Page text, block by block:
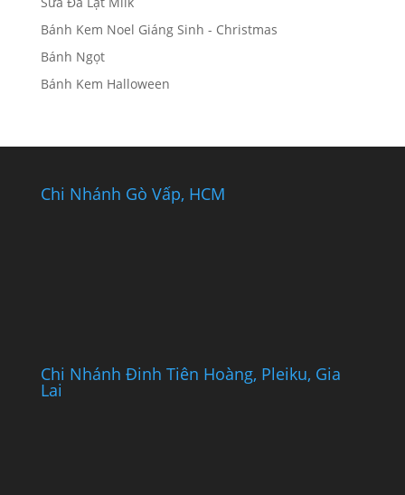
Bánh Kem Noel Giáng Sinh - Christmas
Bánh Ngọt
Bánh Kem Halloween
Chi Nhánh Gò Vấp, HCM
Chi Nhánh Đinh Tiên Hoàng, Pleiku, Gia
Lai